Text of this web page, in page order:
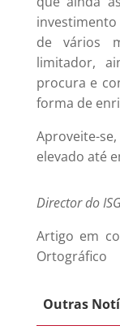
de vários
limitador,
procura e
forma de
Aproveite-
elevado até
Director do
Artigo em
Ortográfico
Outras